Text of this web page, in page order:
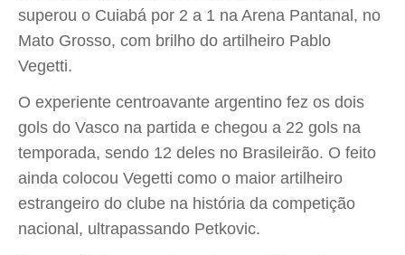
superou o Cuiabá por 2 a 1 na Arena Pantanal, no
Mato Grosso, com brilho do artilheiro Pablo
Vegetti.
O experiente centroavante argentino fez os dois
gols do Vasco na partida e chegou a 22 gols na
temporada, sendo 12 deles no Brasileirão. O feito
ainda colocou Vegetti como o maior artilheiro
estrangeiro do clube na história da competição
nacional, ultrapassando Petkovic.